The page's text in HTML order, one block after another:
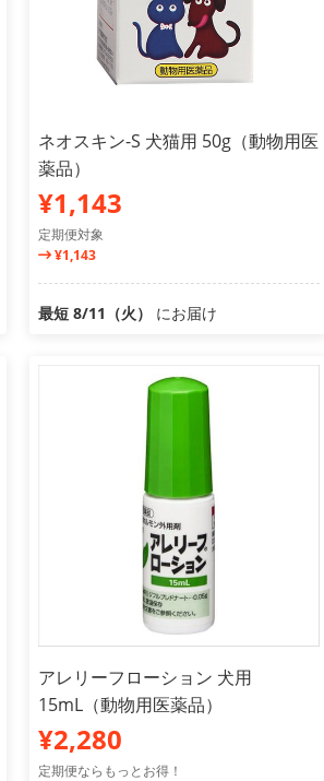
ネオスキン-S 犬猫用 50g（動物用医
薬品）
¥1,143
定期便対象
¥1,143
最短 8/11（火） にお届け
アレリーフローション 犬用
15mL（動物用医薬品）
¥2,280
定期便ならもっとお得！